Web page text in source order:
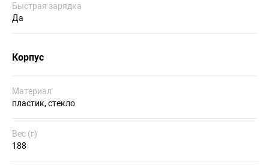
Быстрая зарядка
Да
Корпус
Материал
пластик, стекло
Вес (г)
188